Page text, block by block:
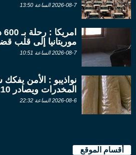
2026-08-7 الساعة 13:50
موريتانيا إلى قلب
2026-08-7 الساعة 10:51
نواذيبو : الأمن
المخدرات ويصادر 210 كلغ من الحشيش
2026-08-6 الساعة 22:32
أقسام الموقع